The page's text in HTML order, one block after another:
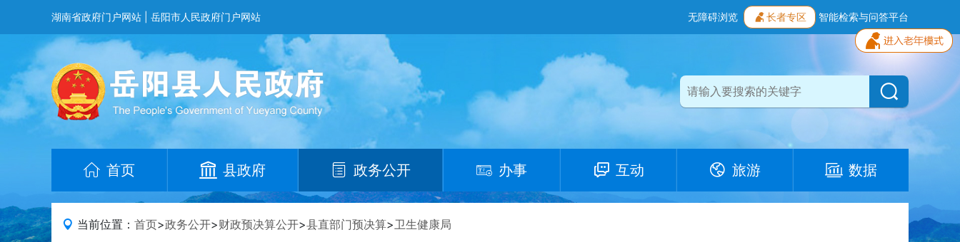
湖南省政府门户网站 岳阳市人民政府门户网站 无障碍浏览 长者专区 智能检索与问答平台
首页 县政府 政务公开 办事 互动 旅游 数据
当前位置： 首页>政务公开>财政预决算公开>县直部门预决算>卫生健康局